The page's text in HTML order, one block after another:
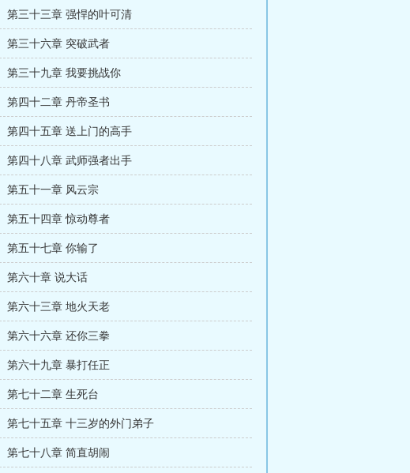
第三十三章 强悍的叶可清
第三十六章 突破武者
第三十九章 我要挑战你
第四十二章 丹帝圣书
第四十五章 送上门的高手
第四十八章 武师强者出手
第五十一章 风云宗
第五十四章 惊动尊者
第五十七章 你输了
第六十章 说大话
第六十三章 地火天老
第六十六章 还你三拳
第六十九章 暴打任正
第七十二章 生死台
第七十五章 十三岁的外门弟子
第七十八章 简直胡闹